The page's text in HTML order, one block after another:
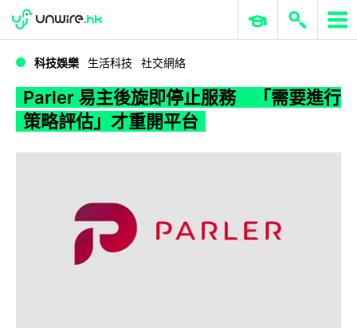
WWDC 2026 ERP 與商業 AI
科技娛樂 生活科技 社交網絡
Parler 易主後旋即停止服務 「需要進行
策略評估」才重開平台